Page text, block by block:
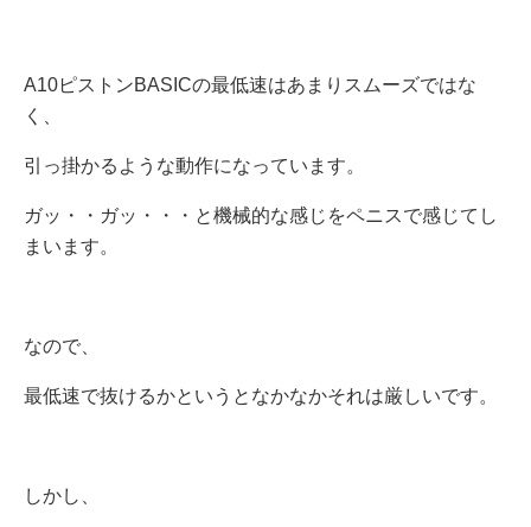
A10ピストンBASICの最低速はあまりスムーズではな
く、
引っ掛かるような動作になっています。
ガッ・・ガッ・・・と機械的な感じをペニスで感じてし
まいます。
なので、
最低速で抜けるかというとなかなかそれは厳しいです。
しかし、